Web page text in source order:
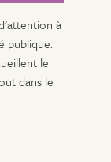
à
publique.
le
dans le